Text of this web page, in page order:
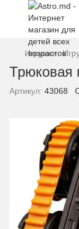
Игрушки
Трюковая
Артикул: 43068